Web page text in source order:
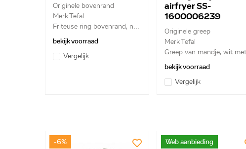
Originele bovenrand
Merk Tefal
Friteuse ring bovenrand, n...
bekijk voorraad
Vergelijk
airfryer SS-
1600006239
Originele greep
Merk Tefal
Greep van mandje, wit met
groe...
bekijk voorraad
Vergelijk
-6% Web aanbieding